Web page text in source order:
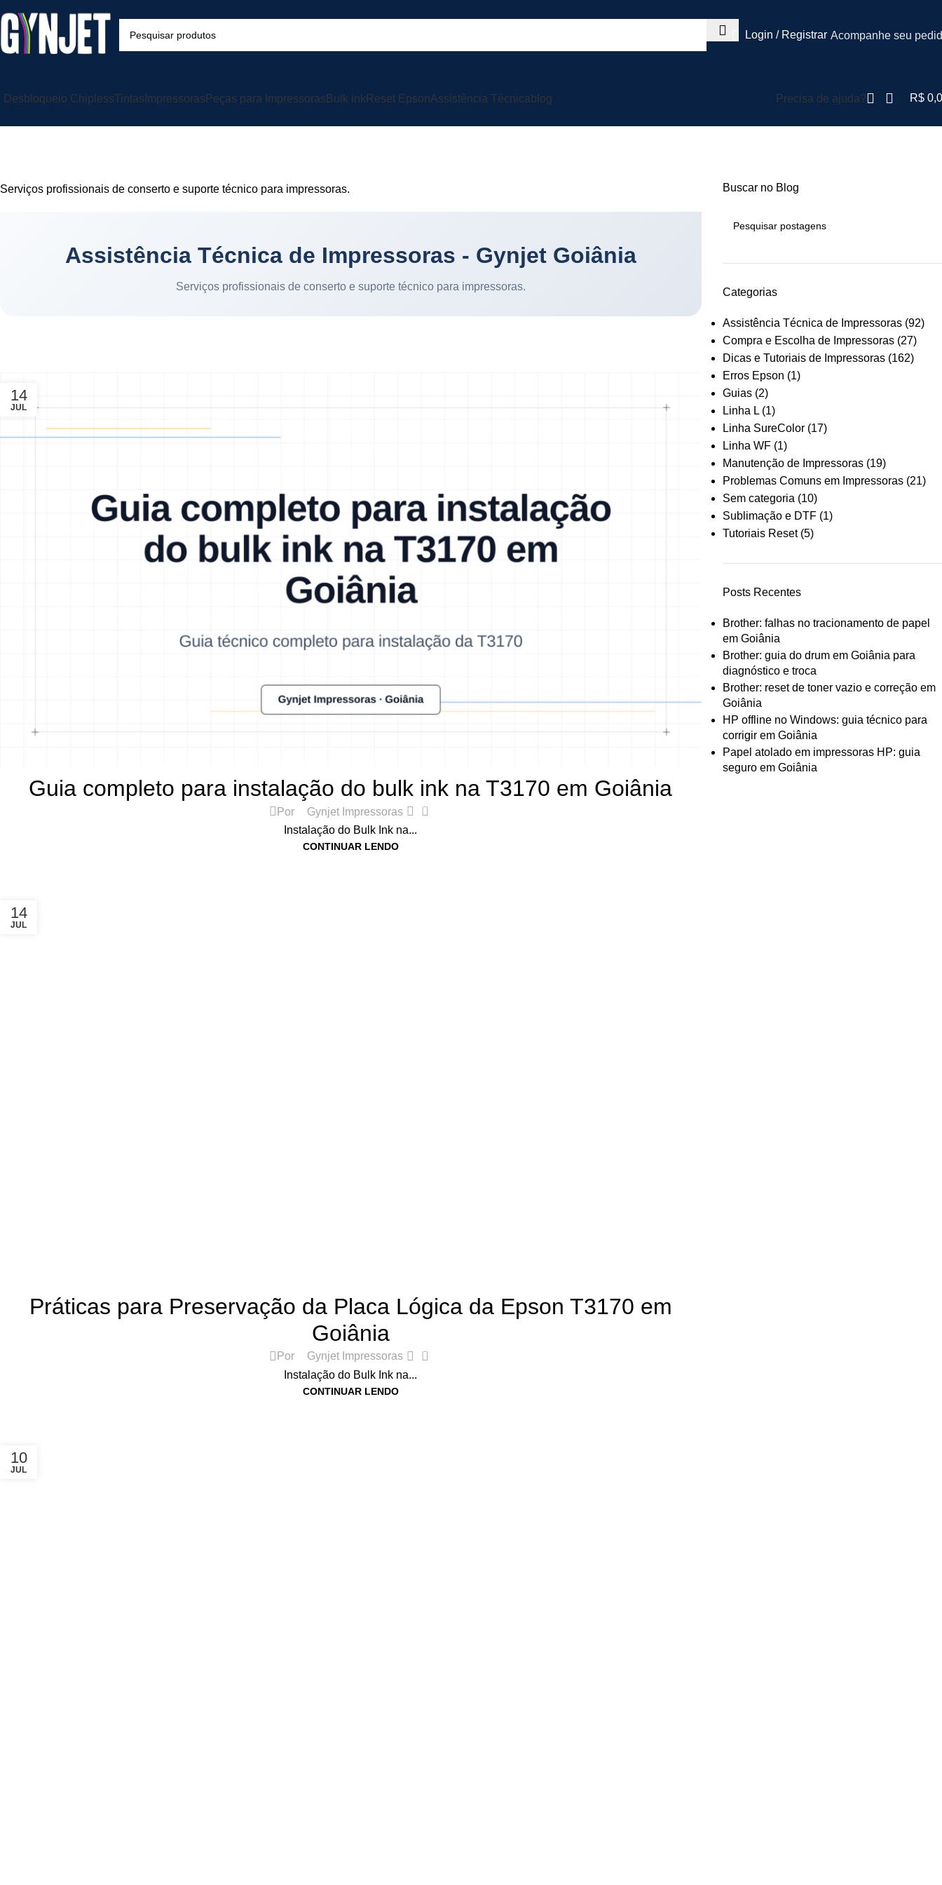
Login / Registrar Acompanhe seu
Desbloqueio ChiplessTintas Impressoras Peças para Impressoras Bulk ink Reset EpsonAssistência Técnica blog Precisa de ajuda? R$
Serviços profissionais de conserto e suporte técnico para impressoras.
Assistência Técnica de Impressoras - Gynjet Goiânia
Serviços profissionais de conserto e suporte técnico para impressoras.
14
JUL
Guia completo para instalação do bulk ink na T3170 em Goiânia
Por Gynjet Impressoras 0
Instalação do Bulk Ink na...
CONTINUAR LENDO
14
JUL
Práticas para Preservação da Placa Lógica da Epson T3170 em
Goiânia
Por Gynjet Impressoras 0
Instalação do Bulk Ink na...
CONTINUAR LENDO
10
JUL
Buscar no Blog
Categorias
Assistência Técnica de Impressoras(92)
Compra e Escolha de Impressoras(27)
Dicas e Tutoriais de Impressoras(162)
Erros Epson (1)
Guias(2)
Linha L(1)
Linha SureColor(17)
Linha WF(1)
Manutenção de Impressoras(19)
Problemas Comuns em Impressoras(21)
Sem categoria (10)
Sublimação e DTF(1)
Tutoriais Reset(5)
Posts Recentes
Brother: falhas no tracionamento de papel
em Goiânia
Brother: guia do drum em Goiânia para
diagnóstico e troca
Brother: reset de toner vazio e correção em
Goiânia
HP offline no Windows: guia técnico para
corrigir em Goiânia
Papel atolado em impressoras HP: guia
seguro em Goiânia